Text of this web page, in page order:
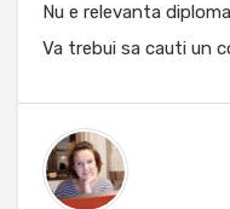
Nu e relevanta
Va trebui sa cauti un